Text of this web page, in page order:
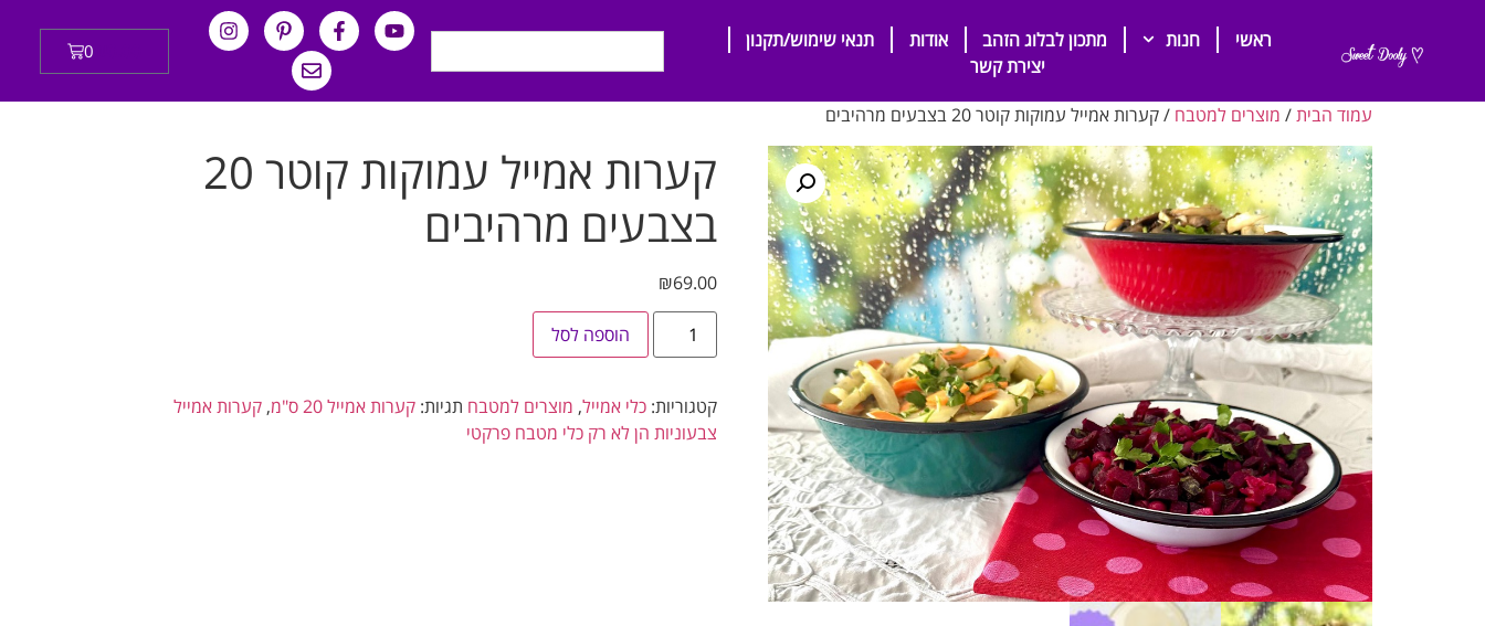
ראשי חנות מתכון לבלוג הזהב אודות
תנאי שימוש/תקנון
יצירת קשר
0
עמוד הבית/ מוצרים למטבח / קערות אמייל עמוקות קוטר 20 בצבעים מרהיבים
קערות אמייל עמוקות קוטר 20
בצבעים מרהיבים
₪69.00
הוספה לסל
קטגוריות: כלי אמייל, מוצרים למטבח תגיות: קערות אמייל 20 ס"מ , קערות אמייל
צבעוניות הן לא רק כלי מטבח פרקטי